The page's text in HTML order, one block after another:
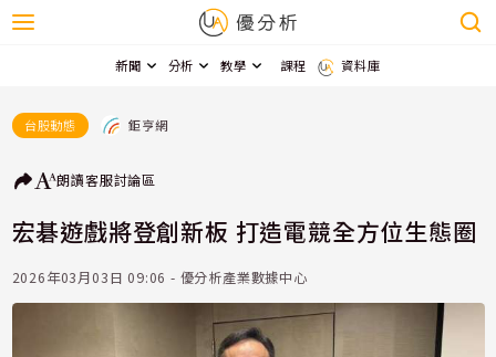
新聞 分析 教學 課程 資料庫
台股動態 鉅亨網
朗讀客服討論區
宏碁遊戲將登創新板 打造電競全方位生態圈
2026年03月03日 09:06 - 優分析產業數據中心